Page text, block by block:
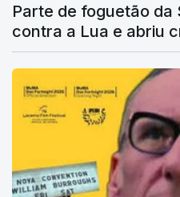
Parte de foguetão da
contra a Lua e abriu